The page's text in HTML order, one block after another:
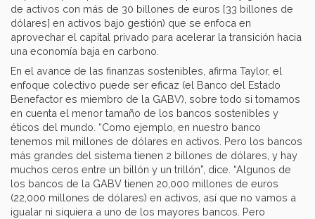
de activos con más de 30 billones de euros [33 billones de
dólares] en activos bajo gestión) que se enfoca en
aprovechar el capital privado para acelerar la transición hacia
una economía baja en carbono.
En el avance de las finanzas sostenibles, afirma Taylor, el
enfoque colectivo puede ser eficaz (el Banco del Estado
Benefactor es miembro de la GABV), sobre todo si tomamos
en cuenta el menor tamaño de los bancos sostenibles y
éticos del mundo. “Como ejemplo, en nuestro banco
tenemos mil millones de dólares en activos. Pero los bancos
más grandes del sistema tienen 2 billones de dólares, y hay
muchos ceros entre un billón y un trillón”, dice. “Algunos de
los bancos de la GABV tienen 20,000 millones de euros
(22,000 millones de dólares) en activos, así que no vamos a
igualar ni siquiera a uno de los mayores bancos. Pero